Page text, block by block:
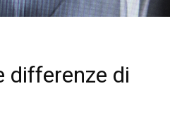
differenze di